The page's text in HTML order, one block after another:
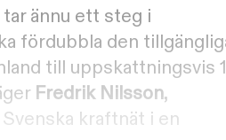
ännu ett steg i
fördubbla den
till uppskattningsvis 1
Fredrik Nilsson,
kraftnät i en